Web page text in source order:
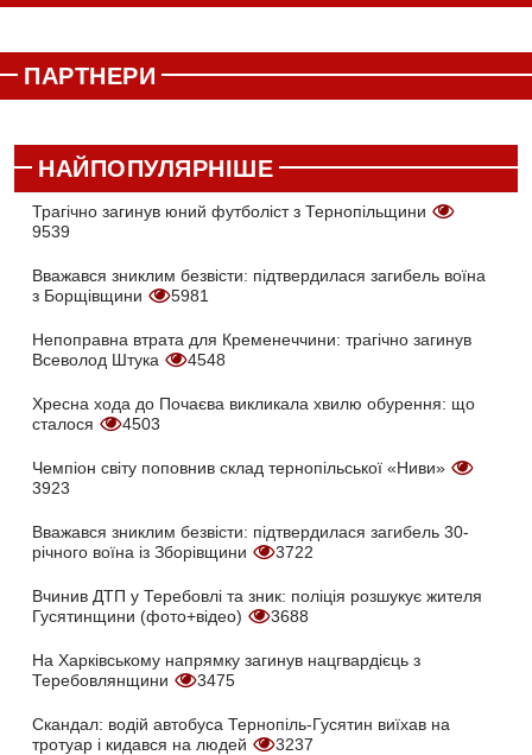
ПАРТНЕРИ
НАЙПОПУЛЯРНІШЕ
Трагічно загинув юний футболіст з Тернопільщини
9539
Вважався зниклим безвісти: підтвердилася загибель воїна
з Борщівщини
5981
Непоправна втрата для Кременеччини: трагічно загинув
Всеволод Штука
4548
Хресна хода до Почаєва викликала хвилю обурення: що
сталося
4503
Чемпіон світу поповнив склад тернопільської «Ниви»
3923
Вважався зниклим безвісти: підтвердилася загибель 30-
річного воїна із Зборівщини
3722
Вчинив ДТП у Теребовлі та зник: поліція розшукує жителя
Гусятинщини (фото+відео)
3688
На Харківському напрямку загинув нацгвардієць з
Теребовлянщини
3475
Скандал: водій автобуса Тернопіль-Гусятин виїхав на
тротуар і кидався на людей
3237